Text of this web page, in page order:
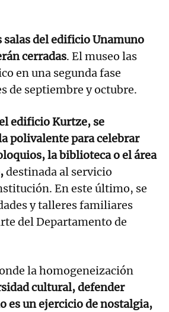
salas del edificio Unamuno
cerradas. El museo las
en una segunda fase
de septiembre y octubre.
edificio Kurtze, se
polivalente para celebrar
la biblioteca o el área
destinada al servicio
En este último, se
y talleres familiares
del Departamento de
la homogeneización
cultural, defender
es un ejercicio de nostalgia,